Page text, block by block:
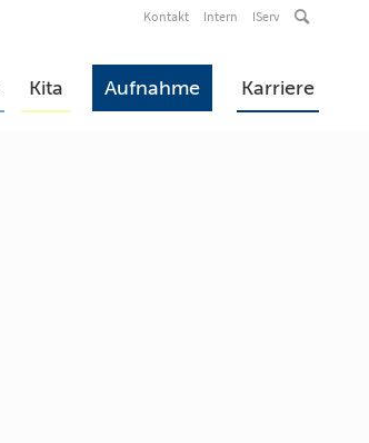
Kontakt Intern IServ
Kita Aufnahme Karriere